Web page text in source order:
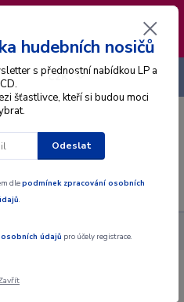
dovolenou. Datum
se posouvá na pátek
🐋
Menu
CZK
And Hum - LP / Vinyl
- LP / Vinyl
hudebních nosičů
s přednostní nabídkou LP a
CD.
šťastlivce, kteří si budou moci
Odeslat
dlepodmínek zpracování osobních
.
údajů pro účely registrace.